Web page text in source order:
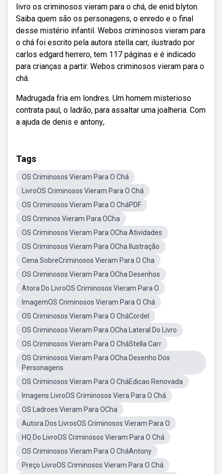
livro os criminosos vieram para o chá, de enid blyton.
Saiba quem são os personagens, o enredo e o final
desse mistério infantil. Webos criminosos vieram para
o chá foi escrito pela autora stella carr, ilustrado por
carlos edgard herrero, tem 117 páginas e é indicado
para crianças a partir. Webos criminosos vieram para o
chá.
Madrugada fria em londres. Um homem misterioso
contrata paul, o ladrão, para assaltar uma joalheria. Com
a ajuda de denis e antony,.
Tags
OS Criminosos Vieram Para O Chá
LivroOS Criminosos Vieram Para O Chá
OS Criminosos Vieram Para O CháPDF
OS Criminos Vieram Para OCha
OS Criminosos Vieram Para OCha Atividades
OS Criminosos Vieram Para OCha Ilustração
Cena SobreCriminosos Vieram Para O Cha
OS Criminosos Vieram Para OCha Desenhos
Atora Do LivroOS Criminosos Vieram Para O
ImagemOS Criminosos Vieram Para O Chá
OS Criminosos Vieram Para O CháCordel
OS Criminosos Vieram Para OCha Lateral Do Livro
OS Criminosos Vieram Para O CháStella Carr
OS Criminosos Vieram Para OCha Desenho Dos
Personagens
OS Criminosos Vieram Para O CháEdicao Renovada
Imagens LivroOS Criminosos Viera Para O Chá
OS Ladroes Vieram Para OCha
Autora Dos LivrosOS Criminosos Vieram Para O
HQ Do LivroOS Criminosos Vieram Para O Chá
OS Criminosos Vieram Para O CháAntony
Preço LivroOS Criminosos Vieram Para O Chá